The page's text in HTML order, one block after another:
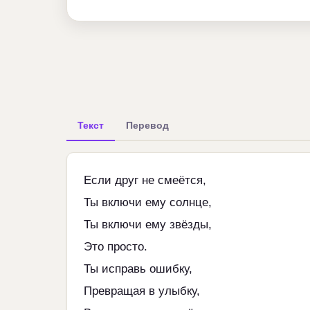
Текст Перевод
Если друг не смеётся,
Ты включи ему солнце,
Ты включи ему звёзды,
Это просто.
Ты исправь ошибку,
Превращая в улыбку,